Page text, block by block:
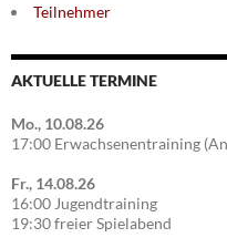
Teilnehmer
AKTUELLE TERMINE
Mo., 10.08.26
17:00 Erwachsenentraining
Fr., 14.08.26
16:00 Jugendtraining
19:30 freier Spielabend